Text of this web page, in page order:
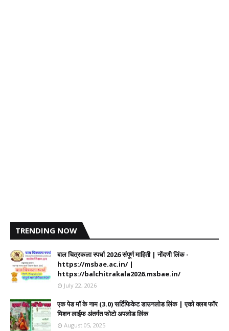
TRENDING NOW
बाल चित्रकला स्पर्धा 2026 संपूर्ण माहिती | नोंदणी लिंक -
https://msbae.ac.in/ |
https://balchitrakala2026.msbae.in/
July 22, 2026
एक पेड मॉ के नाम (3.0) सर्टिफिकेट डाउनलोड लिंक | एको क्लब फॉर
मिशन लाईफ अंतर्गत फोटो अपलोड लिंक
August 05, 2025